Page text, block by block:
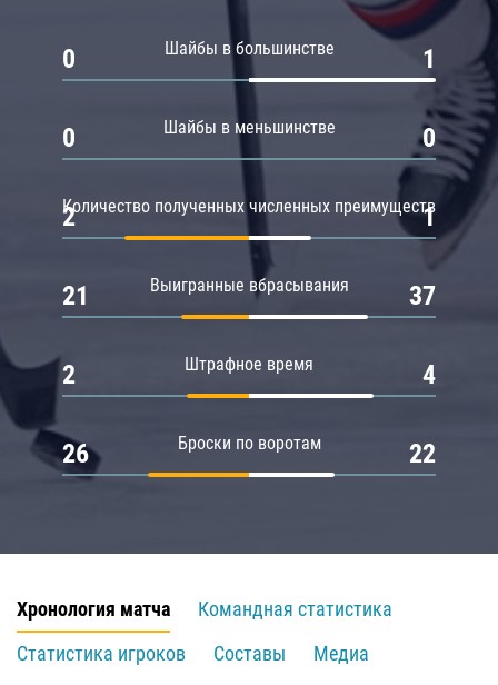
Шайбы в большинстве
0 1
Шайбы в меньшинстве
0 0
Количество полученных численных преимуществ
2 1
Выигранные вбрасывания
21 37
Штрафное время
2 4
Броски по воротам
26 22
Хронология матча
Командная статистика
Статистика игроков
Составы
Медиа